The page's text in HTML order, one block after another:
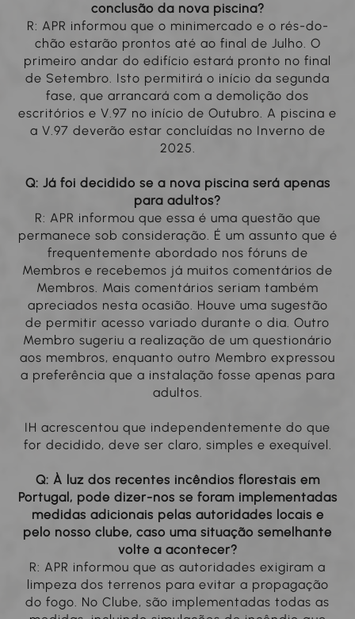
conclusão da nova piscina?
R: APR informou que o minimercado e o rés-do-
chão estarão prontos até ao final de Julho. O
primeiro andar do edifício estará pronto no final
de Setembro. Isto permitirá o início da segunda
fase, que arrancará com a demolição dos
escritórios e V.97 no início de Outubro. A piscina e
a V.97 deverão estar concluídas no Inverno de
2025.
Q: Já foi decidido se a nova piscina será apenas
para adultos?
R: APR informou que essa é uma questão que
permanece sob consideração. É um assunto que é
frequentemente abordado nos fóruns de
Membros e recebemos já muitos comentários de
Membros. Mais comentários seriam também
apreciados nesta ocasião. Houve uma sugestão
de permitir acesso variado durante o dia. Outro
Membro sugeriu a realização de um questionário
aos membros, enquanto outro Membro expressou
a preferência que a instalação fosse apenas para
adultos.
IH acrescentou que independentemente do que
for decidido, deve ser claro, simples e exequível.
Q: À luz dos recentes incêndios florestais em
Portugal, pode dizer-nos se foram implementadas
medidas adicionais pelas autoridades locais e
pelo nosso clube, caso uma situação semelhante
volte a acontecer?
R: APR informou que as autoridades exigiram a
limpeza dos terrenos para evitar a propagação
do fogo. No Clube, são implementadas todas as